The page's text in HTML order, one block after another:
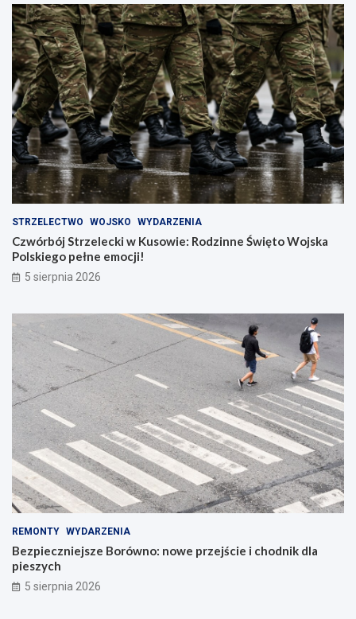
STRZELECTWO WOJSKO WYDARZENIA
Czwórbój Strzelecki w Kusowie: Rodzinne Święto Wojska
Polskiego pełne emocji!
5 sierpnia 2026
REMONTY WYDARZENIA
Bezpieczniejsze Borówno: nowe przejście i chodnik dla
pieszych
5 sierpnia 2026